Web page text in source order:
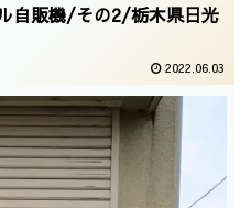
自販機/その2/栃木県日光
2022.06.03